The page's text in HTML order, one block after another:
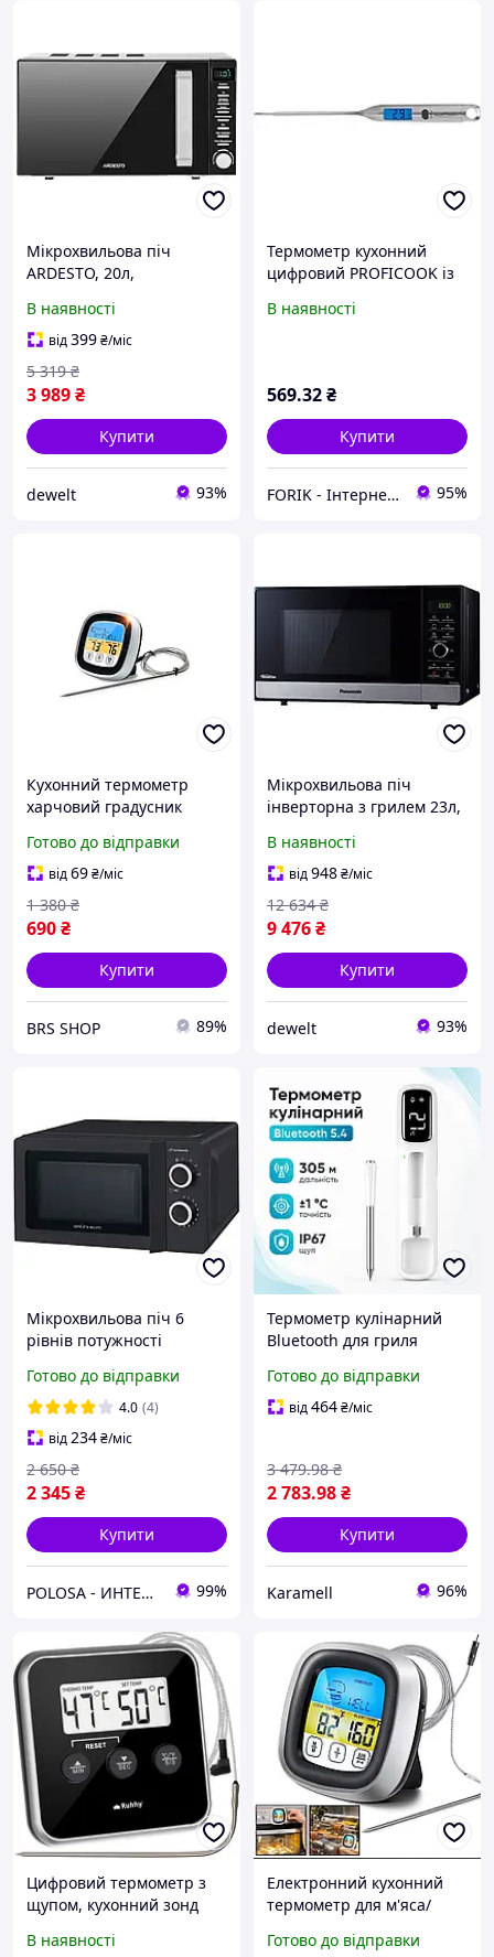
Мікрохвильова піч
ARDESTO, 20л,
800Вт, з дисплеєм та
відкриттям ручкою,
чорного кольору. (629761)
В наявності
від399₴/міс
3 989₴
5 319 ₴
Купити
dewelt 93%
Термометр кухонний
цифровий PROFICOOK із
В наявності
569.32₴
Купити
FORIK - Інтернет гіпермаркет 95%
Кухонний термометр
харчовий градусник
дисплей BRS
Готово до відправки
від69₴/міс
690₴
1 380 ₴
Купити
BRS SHOP 89%
Мікрохвильова піч
інверторна з грилем 23л,
Panasonic CL0170482
В наявності
від948₴/міс
9 476₴
12 634 ₴
Купити
dewelt 93%
Мікрохвильова піч 6
рівнів потужності
Мікрохвильова піч на 700
Вт 20 літрів з таймером
Чорна
Готово до відправки
4.0 (4)
від234₴/міс
2 345₴
2 650 ₴
Купити
POLOSA - ИНТЕРНЕТ-МАГАЗИН ТОВАРОВ ДЛЯ СТРОИТЕЛЬСТВА, САДА И ДОМА 99%
Термометр кулінарний
Bluetooth для гриля
INKBIRD INT-11-B зі
щупом IP67 діапазон -10-
Готово до відправки
від464₴/міс
2 783.98₴
3 479.98 ₴
Купити
Karamell 96%
Цифровий термометр з
щупом, кухонний зонд
дисплеєм і звуковим
В наявності
Електронний кухонний
термометр для м'яса/
щупом і цифровим
Готово до відправки